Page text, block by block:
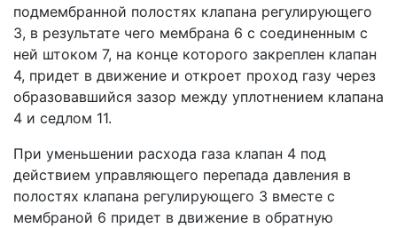
подмембранной полостях клапана регулирующего
3, в результате чего мембрана 6 с соединенным с
ней штоком 7, на конце которого закреплен клапан
4, придет в движение и откроет проход газу через
образовавшийся зазор между уплотнением клапана
4 и седлом 11.
При уменьшении расхода газа клапан 4 под
действием управляющего перепада давления в
полостях клапана регулирующего 3 вместе с
мембраной 6 придет в движение в обратную